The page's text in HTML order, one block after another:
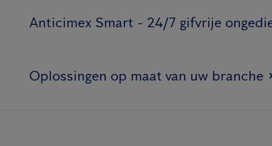
Anticimex Smart - 24/7 gifvrije
Oplossingen op maat van uw branche